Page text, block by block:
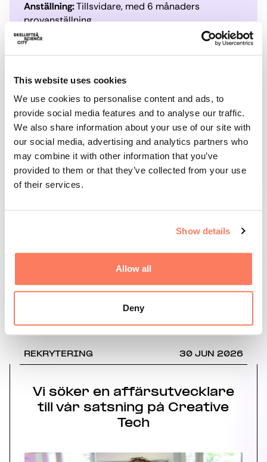
This website uses cookies
We use cookies to personalise content and ads, to
provide social media features and to analyse our traffic.
We also share information about your use of our site with
our social media, advertising and analytics partners who
may combine it with other information that you’ve
provided to them or that they’ve collected from your use
of their services.
Show details
Allow all
Deny
Anställning:Tillsvidare, med 6 månaders
provanställning.
Sista ansökningsdag:15 juni – men vi intervjuar
Skicka din ansökan till:
join@skellefteasciencecity.se
Frågor om tjänsten?Kontakta Linda Lundgren,
Controller:linda@skellefteasciencecity.se
Våra senaste nyheter
REKRYTERING 30 JUN 2026
Vi söker en affärsutvecklare
till vår satsning på Creative
Tech